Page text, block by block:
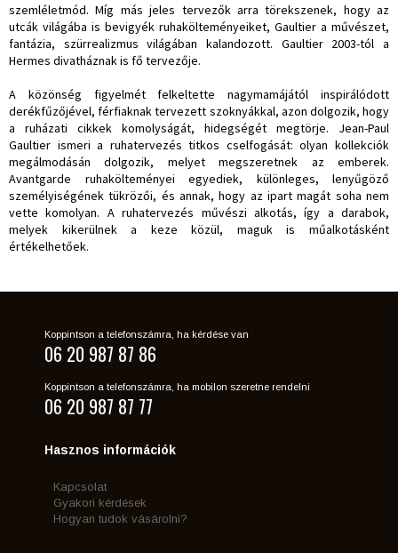
szemléletmód. Míg más jeles tervezők arra törekszenek, hogy az
utcák világába is bevigyék ruhakölteményeiket, Gaultier a művészet,
fantázia, szürrealizmus világában kalandozott. Gaultier 2003-tól a
Hermes divatháznak is fő tervezője.
A közönség figyelmét felkeltette nagymamájától inspirálódott
derékfűzőjével, férfiaknak tervezett szoknyákkal, azon dolgozik, hogy
a ruházati cikkek komolyságát, hidegségét megtörje. Jean-Paul
Gaultier ismeri a ruhatervezés titkos cselfogását: olyan kollekciók
megálmodásán dolgozik, melyet megszeretnek az emberek.
Avantgarde ruhakölteményei egyediek, különleges, lenyűgöző
személyiségének tükrözői, és annak, hogy az ipart magát soha nem
vette komolyan. A ruhatervezés művészi alkotás, így a darabok,
melyek kikerülnek a keze közül, maguk is műalkotásként
értékelhetőek.
Koppintson a telefonszámra, ha kérdése van
06 20 987 87 86
Koppintson a telefonszámra, ha mobilon szeretne rendelni
06 20 987 87 77
Hasznos információk
Kapcsolat
Gyakori kérdések
Hogyan tudok vásárolni?